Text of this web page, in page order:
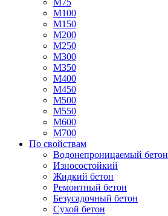
М75
М100
М150
М200
М250
М300
М350
М400
М450
М500
М550
М600
М700
По свойствам
Водонепроницаемый бетон
Износостойкий
Жидкий бетон
Ремонтный бетон
Безусадочный бетон
Сухой бетон